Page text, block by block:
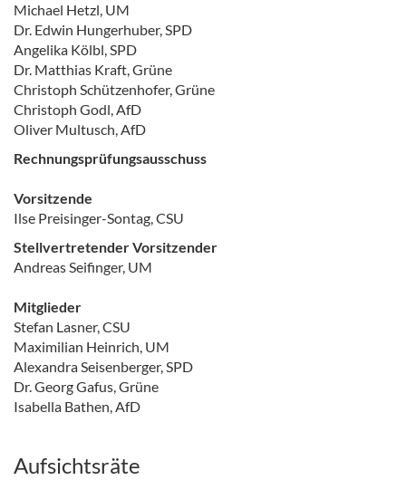
Michael Hetzl, UM
Dr. Edwin Hungerhuber, SPD
Angelika Kölbl, SPD
Dr. Matthias Kraft, Grüne
Christoph Schützenhofer, Grüne
Christoph Godl, AfD
Oliver Multusch, AfD
Rechnungsprüfungsausschuss
Vorsitzende
Ilse Preisinger-Sontag, CSU
Stellvertretender Vorsitzender
Andreas Seifinger, UM
Mitglieder
Stefan Lasner, CSU
Maximilian Heinrich, UM
Alexandra Seisenberger, SPD
Dr. Georg Gafus, Grüne
Isabella Bathen, AfD
Aufsichtsräte